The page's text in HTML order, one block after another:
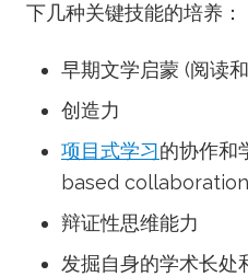
下几种关键技能的培养：
早期文学启蒙 (阅读和
创造力
项目式学习的协作和
based collaboration
辩证性思维能力
发掘自身的学术长处